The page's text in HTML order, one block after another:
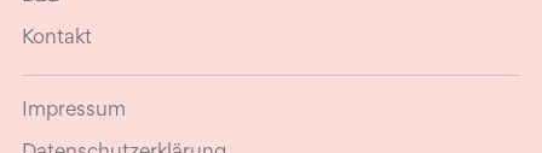
Kontakt
Impressum